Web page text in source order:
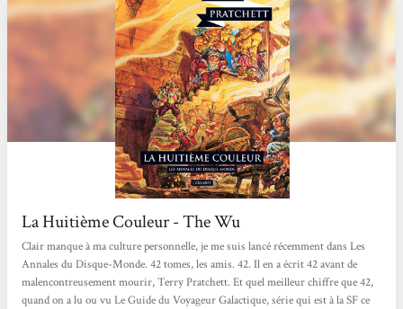
La Huitième Couleur - The Wu
Clair manque à ma culture personnelle, je me suis lancé récemment dans Les
Annales du Disque-Monde. 42 tomes, les amis. 42. Il en a écrit 42 avant de
malencontreusement mourir, Terry Pratchett. Et quel meilleur chiffre que 42,
quand on a lu ou vu Le Guide du Voyageur Galactique, série qui est à la SF ce